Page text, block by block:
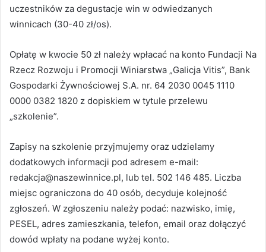
uczestników za degustacje win w odwiedzanych
winnicach (30-40 zł/os).
Opłatę w kwocie 50 zł należy wpłacać na konto Fundacji Na
Rzecz Rozwoju i Promocji Winiarstwa „Galicja Vitis”, Bank
Gospodarki Żywnościowej S.A. nr. 64 2030 0045 1110
0000 0382 1820 z dopiskiem w tytule przelewu
„szkolenie”.
Zapisy na szkolenie przyjmujemy oraz udzielamy
dodatkowych informacji pod adresem e-mail:
redakcja@naszewinnice.pl, lub tel. 502 146 485. Liczba
miejsc ograniczona do 40 osób, decyduje kolejność
zgłoszeń. W zgłoszeniu należy podać: nazwisko, imię,
PESEL, adres zamieszkania, telefon, email oraz dołączyć
dowód wpłaty na podane wyżej konto.